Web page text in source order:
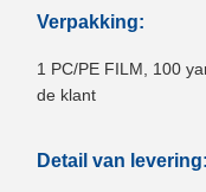
Verpakking:
1 PC/PE FILM, 100
de klant
Detail van levering: